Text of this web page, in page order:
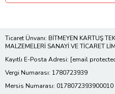
Ticaret Ünvanı: BİTMEYEN KARTUŞ
MALZEMELERİ SANAYİ VE TİCARET
Kayıtlı E-Posta Adresi: [email
Vergi Numarası: 1780723939
Mersis Numarası: 0178072393900010